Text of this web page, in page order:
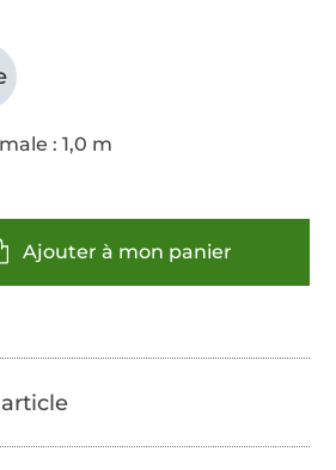
: 1,0 m
Ajouter à mon panier